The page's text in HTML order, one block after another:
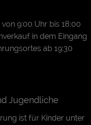
9:00 Uhr bis 18:00
in dem Eingang
ab 19:30
Jugendliche
ist für Kinder unter